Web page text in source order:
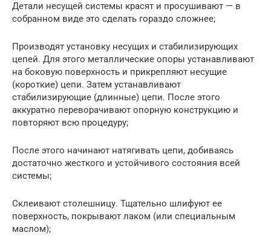
Детали несущей системы красят и просушивают — в
собранном виде это сделать гораздо сложнее;
Производят установку несущих и стабилизирующих
цепей. Для этого металлические опоры устанавливают
на боковую поверхность и прикрепляют несущие
(короткие) цепи. Затем устанавливают
стабилизирующие (длинные) цепи. После этого
аккуратно переворачивают опорную конструкцию и
повторяют всю процедуру;
После этого начинают натягивать цепи, добиваясь
достаточно жесткого и устойчивого состояния всей
системы;
Склеивают столешницу. Тщательно шлифуют ее
поверхность, покрывают лаком (или специальным
маслом);